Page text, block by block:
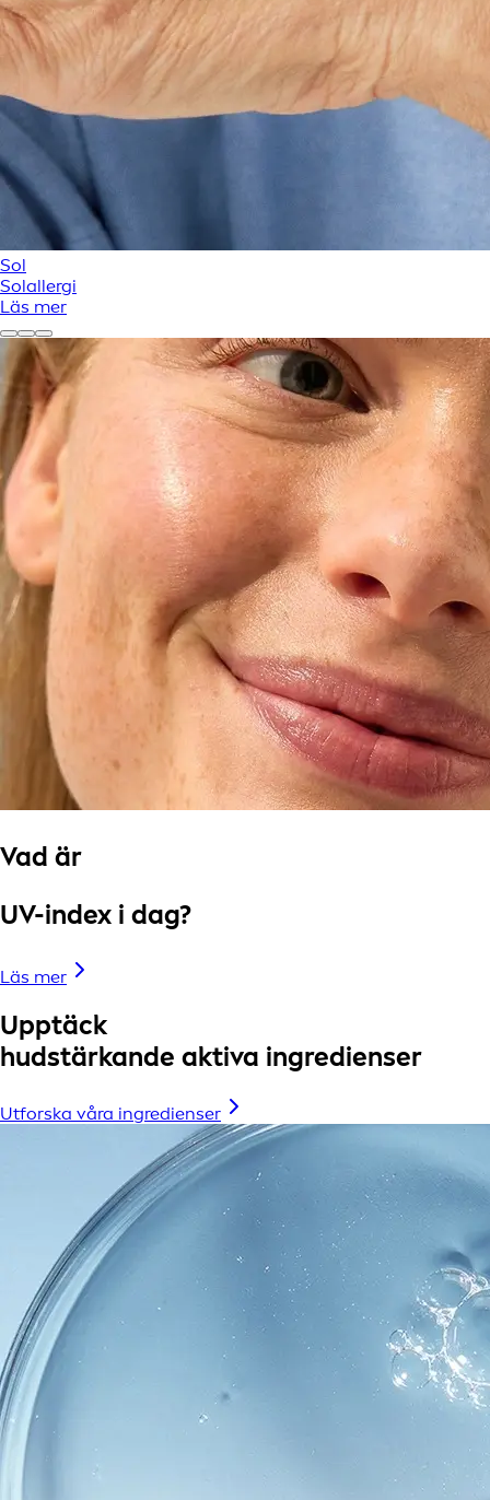
Sol
Solallergi
Läs mer
Vad är
UV-index i dag?
Läs mer
Upptäck
hudstärkande aktiva ingredienser
Utforska våra ingredienser